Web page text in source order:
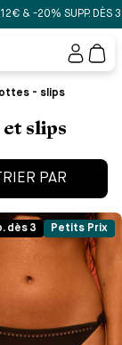
SUPP. DÈS 3 ART.
Mon
- slips
slips
TRIER PAR
dès 3 Petits Prix